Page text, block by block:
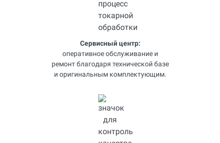
Сервисный центр:
оперативное обслуживание и
ремонт благодаря технической базе
и оригинальным комплектующим.